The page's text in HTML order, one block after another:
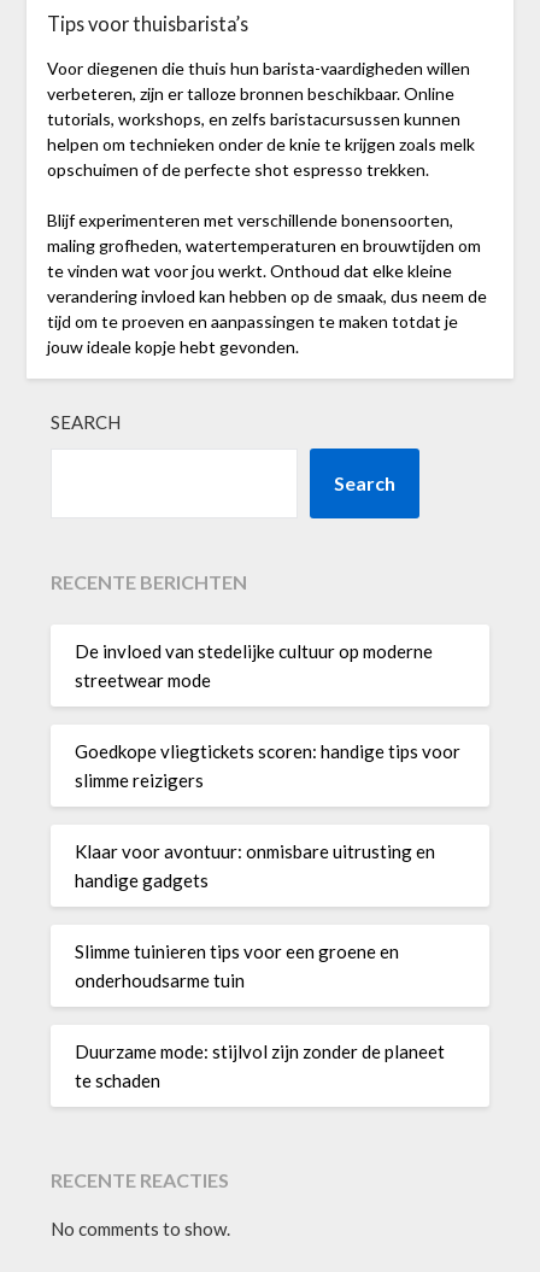
Tips voor thuisbarista’s
Voor diegenen die thuis hun barista-vaardigheden willen
verbeteren, zijn er talloze bronnen beschikbaar. Online
tutorials, workshops, en zelfs baristacursussen kunnen
helpen om technieken onder de knie te krijgen zoals melk
opschuimen of de perfecte shot espresso trekken.
Blijf experimenteren met verschillende bonensoorten,
maling grofheden, watertemperaturen en brouwtijden om
te vinden wat voor jou werkt. Onthoud dat elke kleine
verandering invloed kan hebben op de smaak, dus neem de
tijd om te proeven en aanpassingen te maken totdat je
jouw ideale kopje hebt gevonden.
SEARCH
Search
RECENTE BERICHTEN
De invloed van stedelijke cultuur op moderne
streetwear mode
Goedkope vliegtickets scoren: handige tips voor
slimme reizigers
Klaar voor avontuur: onmisbare uitrusting en
handige gadgets
Slimme tuinieren tips voor een groene en
onderhoudsarme tuin
Duurzame mode: stijlvol zijn zonder de planeet
te schaden
RECENTE REACTIES
No comments to show.